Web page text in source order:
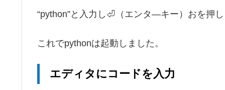
“python”と入力し⏎（エンタ―キー）おを押
これでpythonは起動しました。
エディタにコードを入力